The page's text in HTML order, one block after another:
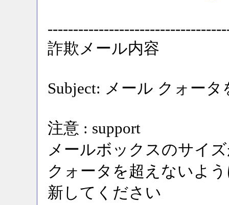
詐欺メール内容
Subject: メール クォータ
注意 : support
メールボックスのサイ
クォータを超えないよ
新してください